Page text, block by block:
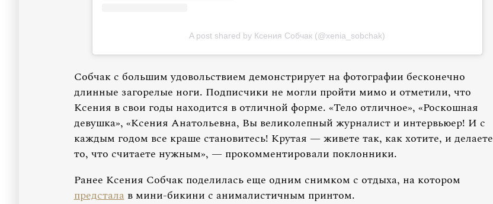
A post shared by Ксения Собчак (@xenia_sobchak)
Собчак с большим удовольствием демонстрирует на фотографии бесконечно
длинные загорелые ноги. Подписчики не могли пройти мимо и отметили, что
Ксения в свои годы находится в отличной форме. «Тело отличное», «Роскошная
девушка», «Ксения Анатольевна, Вы великолепный журналист и интервьюер! И с
каждым годом все краше становитесь! Крутая — живете так, как хотите, и делаете
то, что считаете нужным», — прокомментировали поклонники.
Ранее Ксения Собчак поделилась еще одним снимком с отдыха, на котором
предсталав мини-бикини с анималистичным принтом.